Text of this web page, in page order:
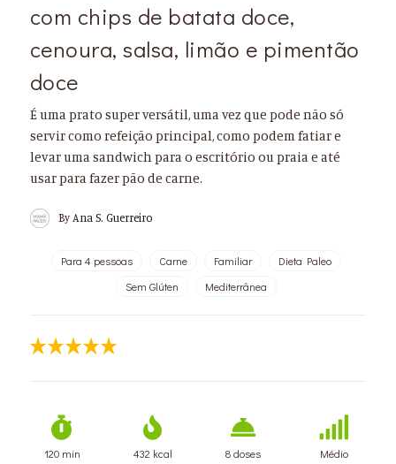
com chips de batata doce,
cenoura, salsa, limão e pimentão
doce
É uma prato super versátil, uma vez que pode não só
servir como refeição principal, como podem fatiar e
levar uma sandwich para o escritório ou praia e até
usar para fazer pão de carne.
By Ana S. Guerreiro
Para 4 pessoas Carne Familiar
Dieta Paleo
Sem Glúten
Mediterrânea
120 min 432 kcal 8 doses Médio